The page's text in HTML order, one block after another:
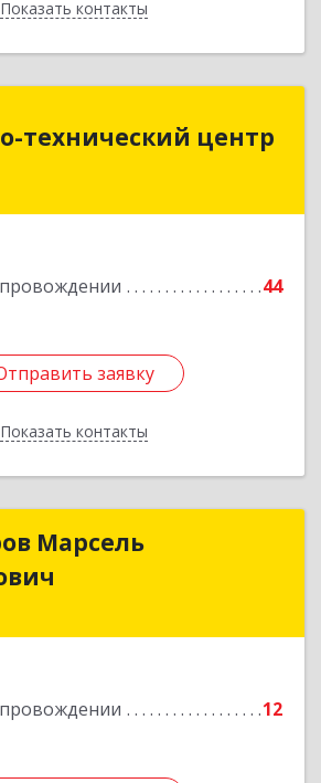
Показать контакты
Назад
технический центр
44
заявку
Показать контакты
технический центр
обл, Бугуруслан г,
заявку
Назад
Марсель
12
ИП Зиннуров Марсель
Подробнее